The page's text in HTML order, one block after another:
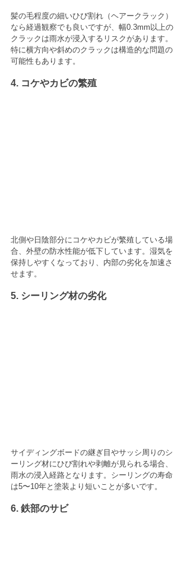
髪の毛程度の細いひび割れ（ヘアークラック）
なら経過観察でも良いですが、幅0.3mm以上の
クラックは雨水が浸入するリスクがあります。
特に横方向や斜めのクラックは構造的な問題の
可能性もあります。
4. コケやカビの繁殖
北側や日陰部分にコケやカビが繁殖している場
合、外壁の防水性能が低下しています。湿気を
保持しやすくなっており、内部の劣化を加速さ
せます。
5. シーリング材の劣化
サイディングボードの継ぎ目やサッシ周りのシ
ーリング材にひび割れや剥離が見られる場合、
雨水の浸入経路となります。シーリングの寿命
は5〜10年と塗装より短いことが多いです。
6. 鉄部のサビ